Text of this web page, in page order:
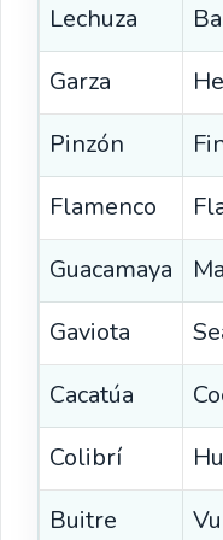
Lechuza
Garza
Pinzón
Flamenco
Guacamaya
Gaviota
Cacatúa
Colibrí
Buitre